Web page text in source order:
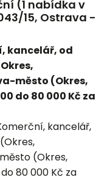
(1 nabídka v
15, Ostrava -
kancelář, od
město (Okres,
do 80 000 Kč za
kancelář,
(Okres,
80 000 Kč za